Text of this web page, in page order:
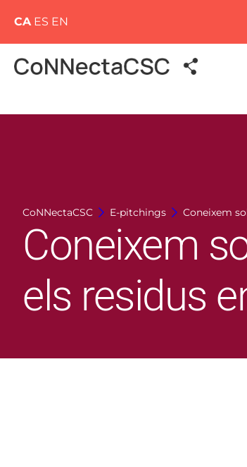
CA ES EN
CoNNectaCSC E-pitchings Coneixem
Coneixem
els residus